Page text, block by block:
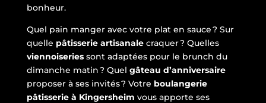
bonheur.
Quel pain manger avec votre plat en sauce ? Sur
quelle pâtisserie artisanalecraquer ? Quelles
viennoiseriessont adaptées pour le brunch du
dimanche matin ? Quel gâteau d’anniversaire
proposer à ses invités ? Votre boulangerie
pâtisserie à Kingersheim vous apporte ses